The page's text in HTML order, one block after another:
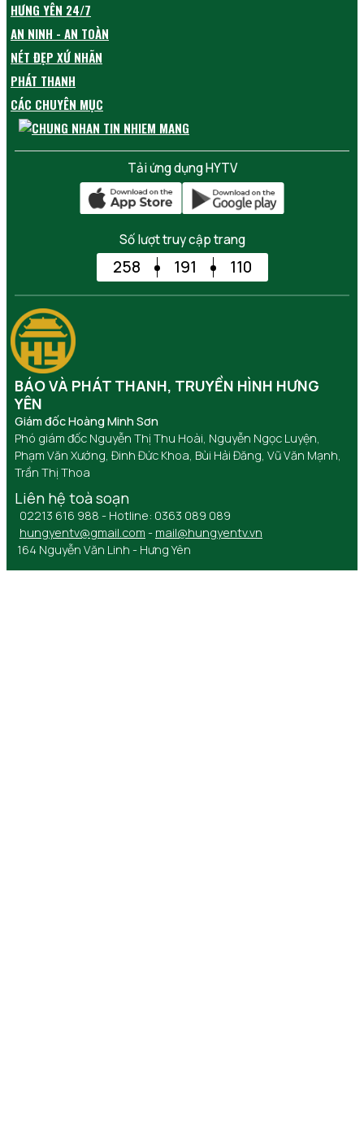
HƯNG YÊN 24/7
AN NINH - AN TOÀN
NÉT ĐẸP XỨ NHÃN
PHÁT THANH
CÁC CHUYÊN MỤC
Tải ứng dụng HYTV
Số lượt truy cập trang
258 191 110
BÁO VÀ PHÁT THANH, TRUYỀN HÌNH HƯNG
YÊN
Giám đốc Hoàng Minh Sơn
Phó giám đốc Nguyễn Thị Thu Hoài, Nguyễn Ngọc Luyện,
Phạm Văn Xướng, Đinh Đức Khoa, Bùi Hải Đăng, Vũ Văn Mạnh,
Trần Thị Thoa
Liên hệ toà soạn
02213 616 988 - Hotline: 0363 089 089
hungyentv@gmail.com - mail@hungyentv.vn
164 Nguyễn Văn Linh - Hưng Yên